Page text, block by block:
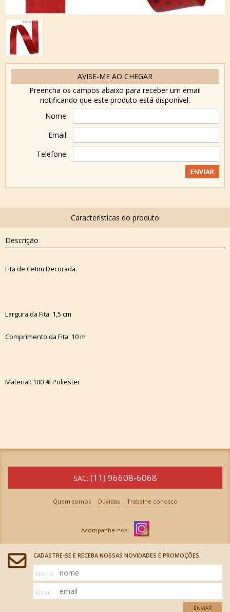
AVISE-ME AO CHEGAR
Preencha os campos abaixo para receber um email
notificando que este produto está disponível.
Nome:
Email:
Telefone:
Descrição
Fita de Cetim Decorada.
Largura da Fita: 1,5 cm
Comprimento da Fita: 10 m
Material: 100 % Poliester
SAC: (11) 96608-6068
Quem somos Dúvidas Trabalhe conosco
CADASTRE-SE E RECEBA NOSSAS NOVIDADES E PROMOÇÕES.
Nome
Email
ENVIAR